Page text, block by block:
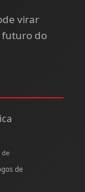
virar
futuro do
de
de